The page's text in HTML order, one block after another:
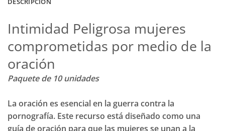
Intimidad Peligrosa mujeres
comprometidas por medio de la
oración
Paquete de 10 unidades
La oración es esencial en la guerra contra la
pornografía. Este recurso está diseñado como una
guía de oración para que las mujeres se unan a la